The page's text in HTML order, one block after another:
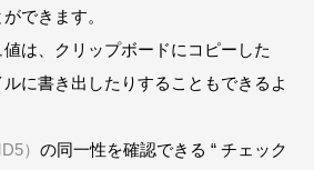
できます。
は、クリップボードにコピーした
に書き出したりすることもできるよ
） の同一性を確認できる “ チェック